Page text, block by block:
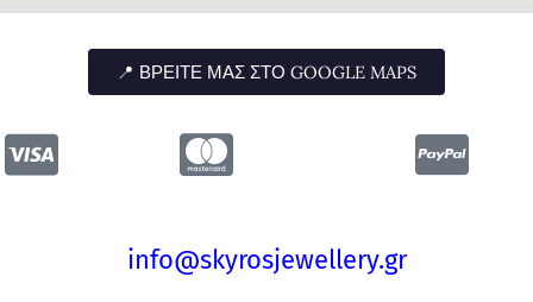
📍 ΒΡΕΊΤΕ ΜΑΣ ΣΤΟ GOOGLE MAPS
info@skyrosjewellery.gr